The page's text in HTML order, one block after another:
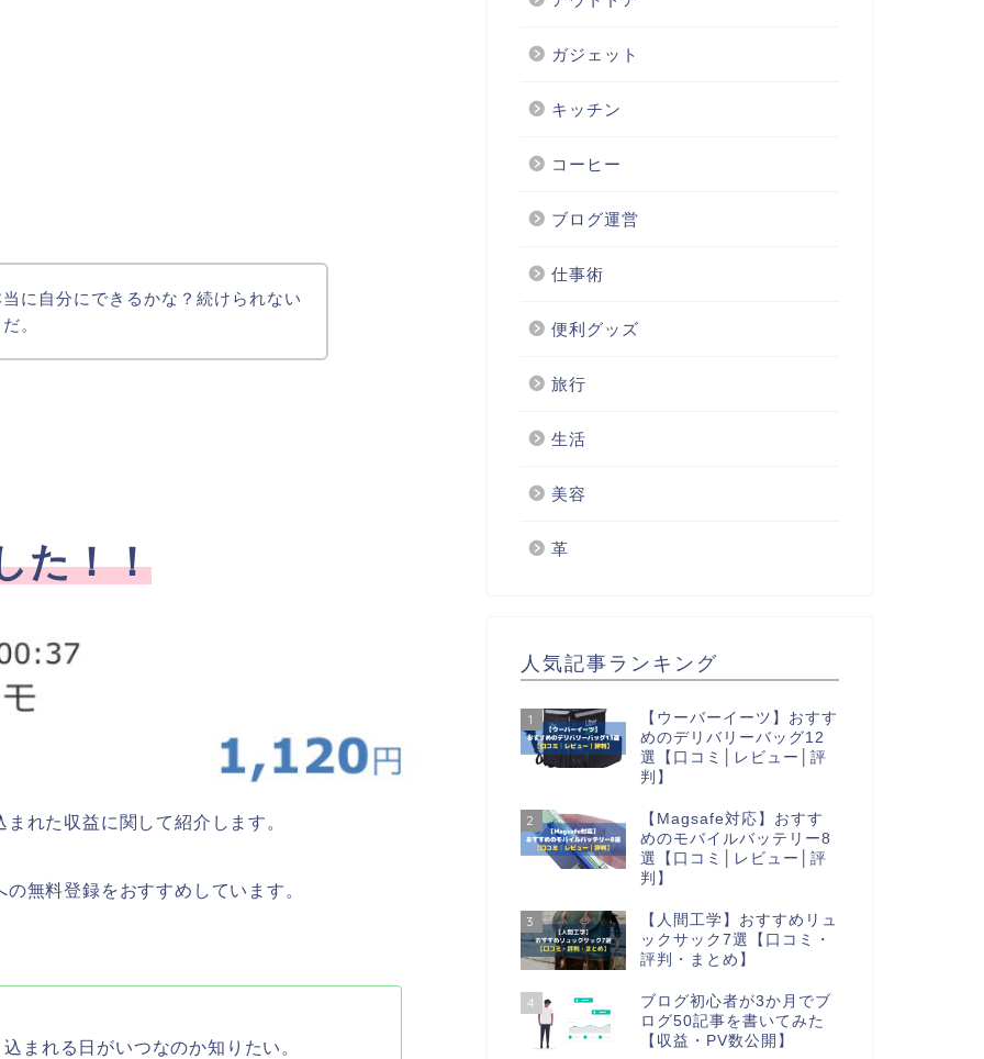
に自分にできるかな？続けられない
。
た！！
まれた収益に関して紹介します。
の無料登録をおすすめしています。
まれる日がいつなのか知りたい。
ガジェット
キッチン
コーヒー
ブログ運営
仕事術
便利グッズ
旅行
生活
美容
革
人気記事ランキング
1
【ウーバーイーツ】おすす
めのデリバリーバッグ12
選【口コミ│レビュー│評
判】
2
【Magsafe対応】おすす
めのモバイルバッテリー8
選【口コミ│レビュー│評
判】
3
【人間工学】おすすめリュ
ックサック7選【口コミ・
評判・まとめ】
4
ブログ初心者が3か月でブ
ログ50記事を書いてみた
【収益・PV数公開】